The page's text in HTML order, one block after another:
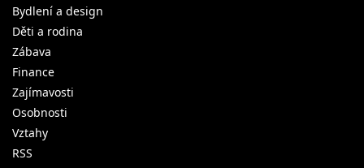
Bydlení a design
Děti a rodina
Zábava
Finance
Zajímavosti
Osobnosti
Vztahy
RSS